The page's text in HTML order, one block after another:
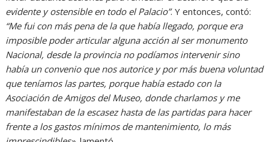
evidente y ostensible en todo el Palacio”. Y entonces, contó:
“Me fui con más pena de la que había llegado, porque era
imposible poder articular alguna acción al ser monumento
Nacional, desde la provincia no podíamos intervenir sino
había un convenio que nos autorice y por más buena voluntad
que teníamos las partes, porque había estado con la
Asociación de Amigos del Museo, donde charlamos y me
manifestaban de la escasez hasta de las partidas para hacer
frente a los gastos mínimos de mantenimiento, lo más